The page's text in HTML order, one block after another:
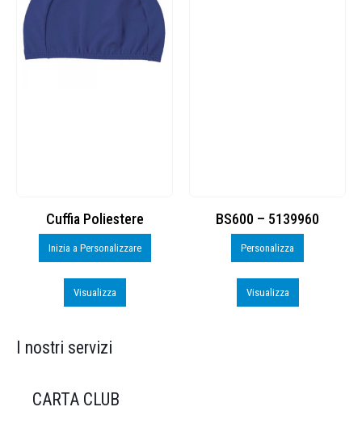
Cuffia Poliestere
Inizia a Personalizzare
Visualizza
BS600 – 5139960
Personalizza
Visualizza
I nostri servizi
CARTA CLUB